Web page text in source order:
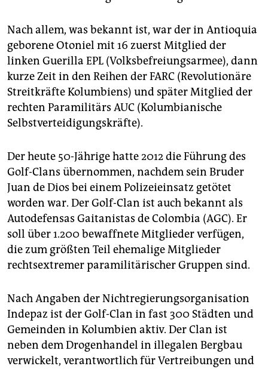
Nach allem, was bekannt ist, war der in Antioquia
geborene Otoniel mit 16 zuerst Mitglied der
linken Guerilla EPL (Volksbefreiungsarmee), dann
kurze Zeit in den Reihen der FARC (Revolutionäre
Streitkräfte Kolumbiens) und später Mitglied der
rechten Paramilitärs AUC (Kolumbianische
Selbstverteidigungskräfte).
Der heute 50-Jährige hatte 2012 die Führung des
Golf-Clans übernommen, nachdem sein Bruder
Juan de Dios bei einem Polizeieinsatz getötet
worden war. Der Golf-Clan ist auch bekannt als
Autodefensas Gaitanistas de Colombia (AGC). Er
soll über 1.200 bewaffnete Mitglieder verfügen,
die zum größten Teil ehemalige Mitglieder
rechtsextremer paramilitärischer Gruppen sind.
Nach Angaben der Nichtregierungsorganisation
Indepaz ist der Golf-Clan in fast 300 Städten und
Gemeinden in Kolumbien aktiv. Der Clan ist
neben dem Drogenhandel in illegalen Bergbau
verwickelt, verantwortlich für Vertreibungen und